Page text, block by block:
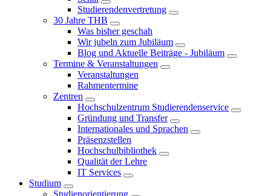
Studierendenvertretung
30 Jahre THB
Was bisher geschah
Wir jubeln zum Jubiläum
Blog und Aktuelle Beiträge - Jubiläum
Termine & Veranstaltungen
Veranstaltungen
Rahmentermine
Zentren
Hochschulzentrum Studierendenservice
Gründung und Transfer
Internationales und Sprachen
Präsenzstellen
Hochschulbibliothek
Qualität der Lehre
IT Services
Studium
Studienorientierung